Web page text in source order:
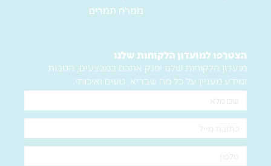
ממרח תמרים
הצטרפו למועדון הלקוחות שלנו
מועדון הלקוחות שלנו יפנק אתכם במבצעים, הטבות
ומידע מעניין על כל מה שבריא, טעים ואיכותי.
שם
אימייל
טלפון